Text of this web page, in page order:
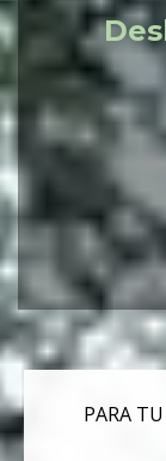
PARA